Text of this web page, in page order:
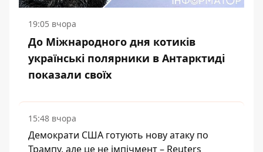
19:05 вчора
До Міжнародного дня котиків
українські полярники в Антарктиді
показали своїх
15:48 вчора
Демократи США готують нову атаку по
Трампу, але це не імпічмент – Reuters